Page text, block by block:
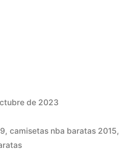
de 2023
, camisetas nba baratas 2015,